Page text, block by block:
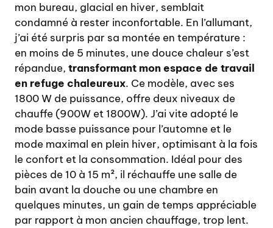
mon bureau, glacial en hiver, semblait
condamné à rester inconfortable. En l’allumant,
j’ai été surpris par sa montée en température :
en moins de 5 minutes, une douce chaleur s’est
répandue, transformant mon espace de travail
en refuge chaleureux. Ce modèle, avec ses
1800 W de puissance, offre deux niveaux de
chauffe (900W et 1800W). J’ai vite adopté le
mode basse puissance pour l’automne et le
mode maximal en plein hiver, optimisant à la fois
le confort et la consommation. Idéal pour des
pièces de 10 à 15 m², il réchauffe une salle de
bain avant la douche ou une chambre en
quelques minutes, un gain de temps appréciable
par rapport à mon ancien chauffage, trop lent.